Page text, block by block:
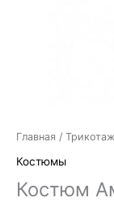
Главная / Трикотаж
Костюмы
Костюм